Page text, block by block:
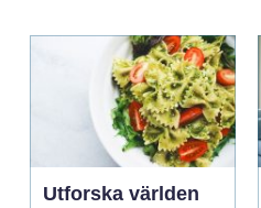
Utforska världen